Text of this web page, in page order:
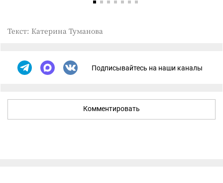
Текст: Катерина Туманова
Подписывайтесь на наши каналы
Комментировать